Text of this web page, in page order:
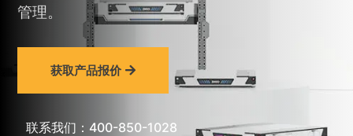
管理。
获取产品报价
联系我们：400-850-1028